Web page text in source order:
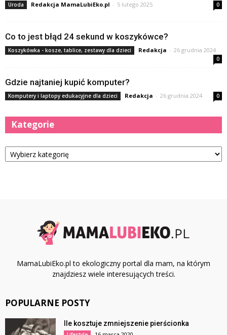
Uroda Redakcja MamaLubiEko.pl - 5 lutego 2025 0
Co to jest błąd 24 sekund w koszykówce?
Koszykówka - kosze, tablice, zestawy dla dzieci Redakcja - 26 grudnia 2024
0
Gdzie najtaniej kupić komputer?
Komputery i laptopy edukacyjne dla dzieci Redakcja - 26 grudnia 2024 0
Kategorie
Kategorie
MamaLubiEko.pl to ekologiczny portal dla mam, na którym
znajdziesz wiele interesujących treści.
POPULARNE POSTY
Ile kosztuje zmniejszenie pierścionka